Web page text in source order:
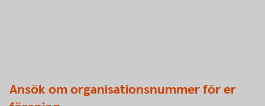
Ansök om organisationsnummer för er